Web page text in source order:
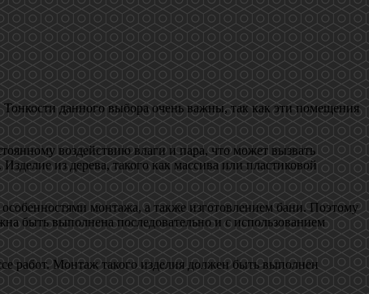
данного выбора очень важны, так как эти помещения
воздействию влаги и пара, что может вызвать
из дерева, такого как массива или пластиковой
монтажа, а также изготовлением бани. Поэтому
быть выполнена последовательно и с использованием
работ. Монтаж такого изделия должен быть выполнен